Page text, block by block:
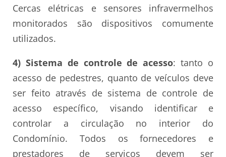
Cercas elétricas e sensores infravermelhos
monitorados são dispositivos comumente
utilizados.
4) Sistema de controle de acesso: tanto o
acesso de pedestres, quanto de veículos deve
ser feito através de sistema de controle de
acesso específico, visando identificar e
controlar a circulação no interior do
Condomínio. Todos os fornecedores e
prestadores de serviços devem ser